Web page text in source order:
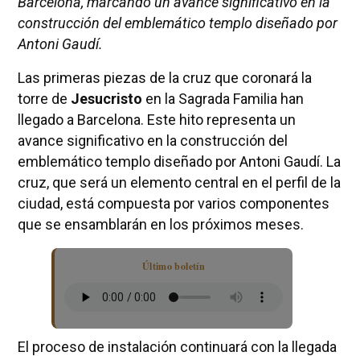
construcción del emblemático templo diseñado por
Antoni Gaudí.
Las primeras piezas de la cruz que coronará la
torre de Jesucristo en la Sagrada Familia han
llegado a Barcelona. Este hito representa un
avance significativo en la construcción del
emblemático templo diseñado por Antoni Gaudí. La
cruz, que será un elemento central en el perfil de la
ciudad, está compuesta por varios componentes
que se ensamblarán en los próximos meses.
Último boletín
El proceso de instalación continuará con la llegada